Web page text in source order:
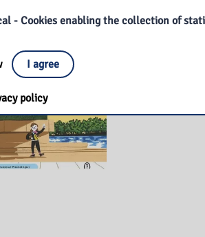
- Cookies enabling the collection of
I agree
policy